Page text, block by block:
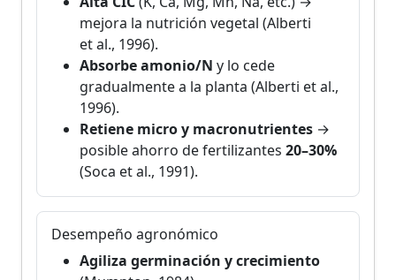
mejora la nutrición vegetal (Alberti
et al., 1996).
Absorbe amonio/N y lo cede
gradualmente a la planta (Alberti et al.,
1996).
Retiene micro y macronutrientes →
posible ahorro de fertilizantes 20–30%
(Soca et al., 1991).
Desempeño agronómico
Agiliza germinación y crecimiento